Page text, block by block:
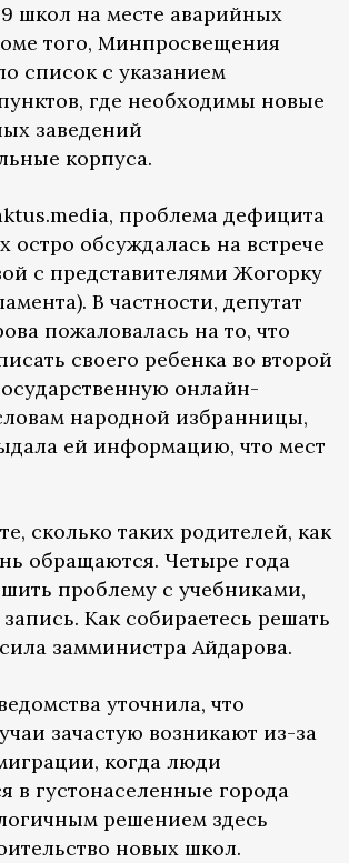
школ на месте аварийных
того, Минпросвещения
список с указанием
где необходимы новые
заведений
корпуса.
проблема дефицита
остро обсуждалась на встрече
с представителями Жогорку
В частности, депутат
пожаловалась на то, что
своего ребенка во второй
онлайн-
народной избранницы,
ей информацию, что мест
сколько таких родителей, как
обращаются. Четыре года
проблему с учебниками,
Как собираетесь решать
замминистра Айдарова.
уточнила, что
зачастую возникают из-за
когда люди
в густонаселенные города
решением здесь
новых школ.